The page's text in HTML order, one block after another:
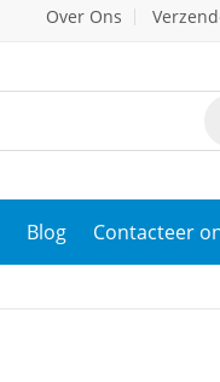
Over Ons
Blog Contacteer